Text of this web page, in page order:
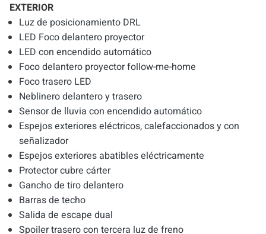
EXTERIOR
Luz de posicionamiento DRL
LED Foco delantero proyector
LED con encendido automático
Foco delantero proyector follow-me-home
Foco trasero LED
Neblinero delantero y trasero
Sensor de lluvia con encendido automático
Espejos exteriores eléctricos, calefaccionados y con
señalizador
Espejos exteriores abatibles eléctricamente
Protector cubre cárter
Gancho de tiro delantero
Barras de techo
Salida de escape dual
Spoiler trasero con tercera luz de freno